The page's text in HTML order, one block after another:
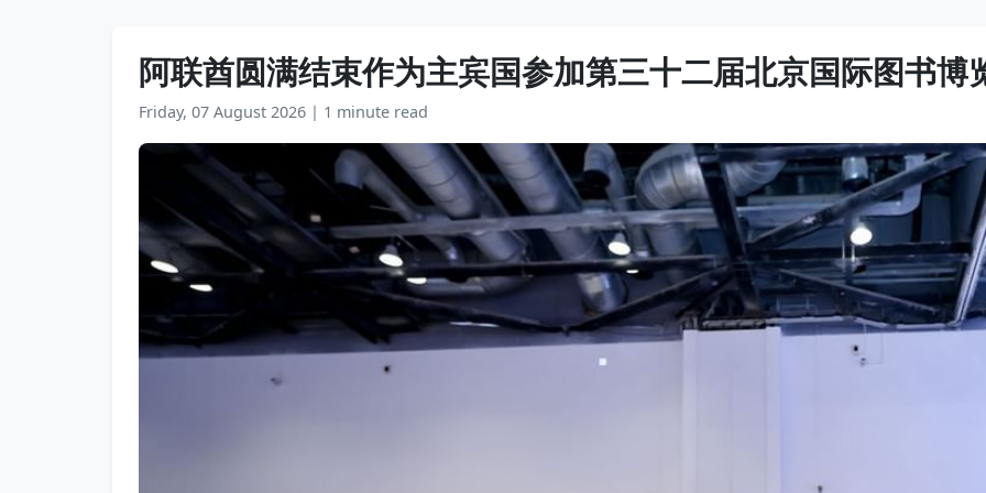
阿联酋圆满结束作为主宾国参加第三十二届北京国际图书博
Friday, 07 August 2026 | 1 minute read